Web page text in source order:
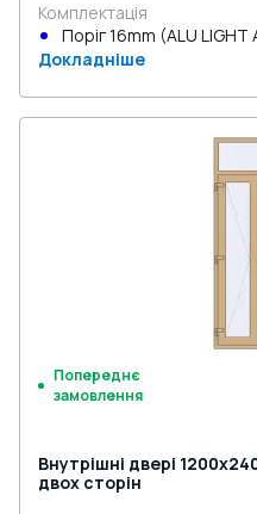
Комплектація
Поріг 16mm (ALU LIGHT
Докладніше
Попереднє
замовлення
Внутрішні двері
двох сторін